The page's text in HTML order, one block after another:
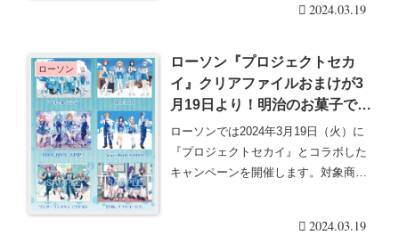
2024.03.19
ローソン
ローソン『プロジェクトセカ
イ』クリアファイルおまけが3
月19日より！明治のお菓子でも
らえる！全6種！口コミ、売り
切れまとめ！
ローソンでは2024年3月19日（火）に
『プロジェクトセカイ』とコラボした
キャンペーンを開催します。対象商品
2024.03.19